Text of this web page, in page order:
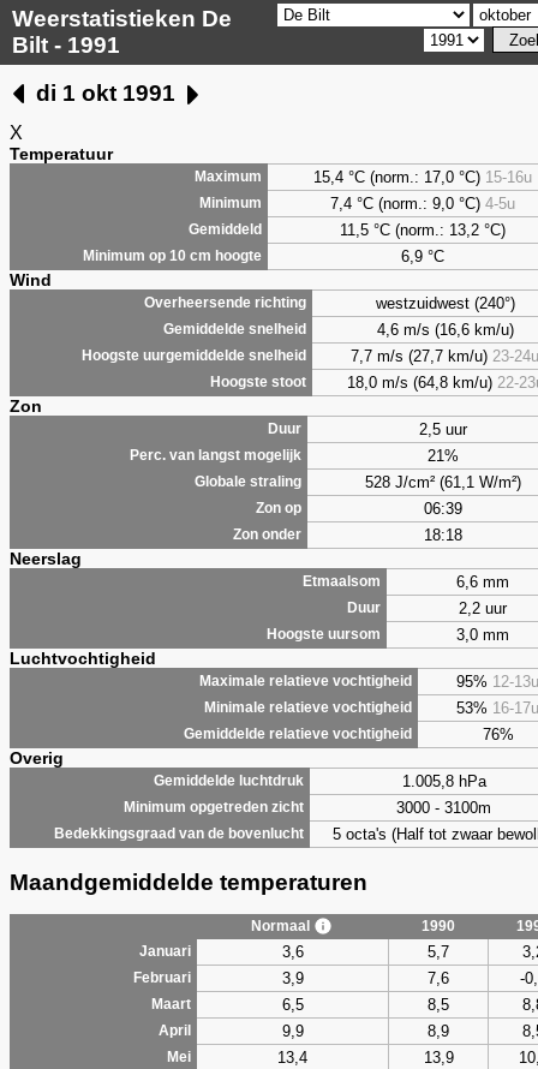
Weerstatistieken De
Bilt - 1991
di 1 okt 1991
X
Temperatuur
Maximum 15,4 °C (norm.: 17,0 °C) 15-16u
Minimum 7,4 °C (norm.: 9,0 °C) 4-5u
Gemiddeld 11,5 °C (norm.: 13,2 °C)
Minimum op 10 cm hoogte 6,9 °C
Wind
Overheersende richting westzuidwest (240°)
Gemiddelde snelheid 4,6 m/s (16,6 km/u)
Hoogste uurgemiddelde snelheid 7,7 m/s (27,7 km/u) 23-24u
Hoogste stoot 18,0 m/s (64,8 km/u) 22-
Zon
Duur 2,5 uur
Perc. van langst mogelijk 21%
Globale straling 528 J/cm² (61,1 W/m²)
Zon op 06:39
Zon onder 18:18
Neerslag
Etmaalsom 6,6 mm
Duur 2,2 uur
Hoogste uursom 3,0 mm
Luchtvochtigheid
Maximale relatieve vochtigheid 95% 12-13u
Minimale relatieve vochtigheid 53% 16-17u
Gemiddelde relatieve vochtigheid 76%
Overig
Gemiddelde luchtdruk 1.005,8 hPa
Minimum opgetreden zicht 3000 - 3100m
Bedekkingsgraad van de bovenlucht 5 octa's (Half tot zwaar
Maandgemiddelde temperaturen
Normaal 1990
Januari
3,6 5,7
Februari 3,9 7,6 -
Maart 6,5 8,5
April 9,9 8,9
Mei 13,4 13,9